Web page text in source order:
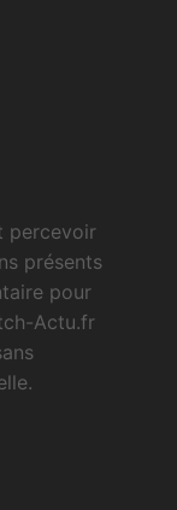
percevoir
présents
pour
Actu.fr